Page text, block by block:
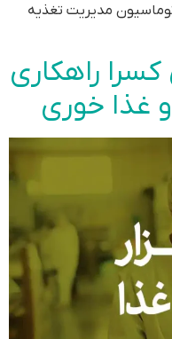
مدیریت تغذیه
کسرا راهکاری
غذا خوری